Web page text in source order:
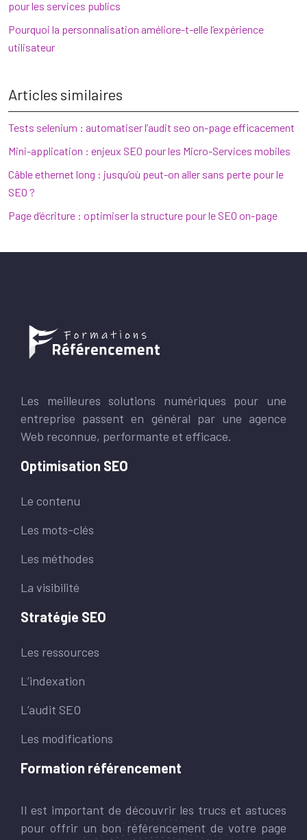
pour les services publics
Pourquoi la personnalisation améliore-t-elle l’expérience
utilisateur
Articles similaires
Tests selenium : automatiser l’audit seo on-page efficacement
Mini-application : enjeux SEO pour les Micro-Services mobiles
Câble ethernet long : jusqu’où peut-on aller sans perte pour le
SEO ?
Page d’écriture : optimiser la structure pour le SEO on-page
Les meilleures solutions numériques pour une
entreprise passent en général par une agence
Web reconnue, performante et efficace.
Optimisation SEO
Le contenu
Les mots-clés
Les méthodes
La visibilité
Stratégie SEO
Les ressources
L’indexation
L’audit SEO
Les modifications
Formation référencement
Il est important de découvrir les trucs et astuces
pour offrir un bon référencement de votre page